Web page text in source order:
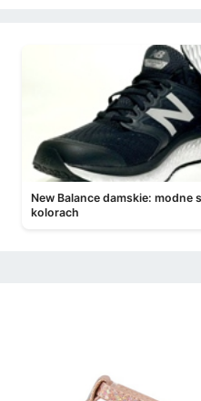
New Balance damskie:
kolorach